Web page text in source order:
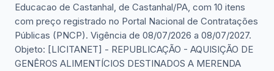
Educacao de Castanhal, de Castanhal/PA, com 10 itens
com preço registrado no Portal Nacional de Contratações
Públicas (PNCP). Vigência de 08/07/2026 a 08/07/2027.
Objeto: [LICITANET] - REPUBLICAÇÃO - AQUISIÇÃO DE
GENÊROS ALIMENTÍCIOS DESTINADOS A MERENDA